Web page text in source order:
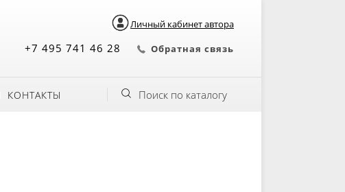
Личный кабинет автора
+7 495 741 46 28 Обратная связь
КОНТАКТЫ Поиск по каталогу